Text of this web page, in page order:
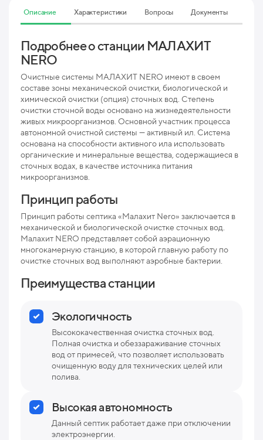
Описание Характеристики Вопросы Документы
Подробнее о станции МАЛАХИТ
NERO
Очистные системы МАЛАХИТ NERO имеют в своем
составе зоны механической очистки, биологической и
химической очистки (опция) сточных вод. Степень
очистки сточной воды основано на жизнедеятельности
живых микроорганизмов. Основной участник процесса
автономной очистной системы — активный ил. Система
основана на способности активного ила использовать
органические и минеральные вещества, содержащиеся в
сточных водах, в качестве источника питания
микроорганизмов.
Принцип работы
Принцип работы септика «Малахит Nero» заключается в
механической и биологической очистке сточных вод.
Малахит NERO представляет собой аэрационную
многокамерную станцию, в которой главную работу по
очистке сточных вод выполняют аэробные бактерии.
Преимущества станции
Экологичность
Высококачественная очистка сточных вод.
Полная очистка и обеззараживание сточных
вод от примесей, что позволяет использовать
очищенную воду для технических целей или
полива.
Высокая автономность
Данный септик работает даже при отключении
электроэнергии.